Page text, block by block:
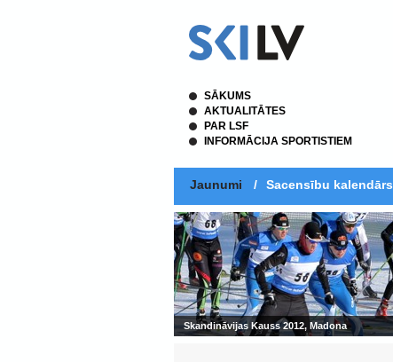
SĀKUMS
AKTUALITĀTES
PAR LSF
INFORMĀCIJA SPORTISTIEM
Jaunumi / Sacensību kalendārs
Skandināvijas Kauss 2012, Madona